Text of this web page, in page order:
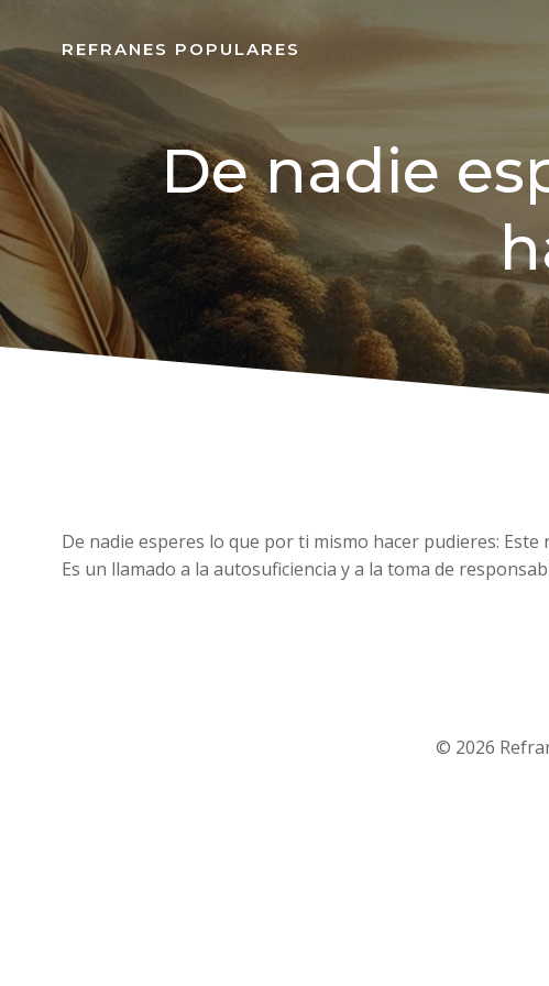
REFRANES POPULARES
De nadie
De nadie esperes lo que por ti mismo hacer pudieres:
Es un llamado a la autosuficiencia y a la toma de
© 2026